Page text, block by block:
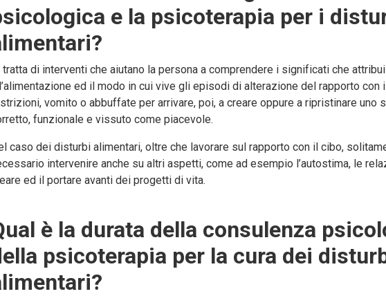
e la psicoterapia per i
tratta di interventi che aiutano la persona a comprendere i significati che
ed il modo in cui vive gli episodi di alterazione del rapporto con
vomito o abbuffate per arrivare, poi, a creare oppure a ripristinare uno
funzionale e vissuto come piacevole.
caso dei disturbi alimentari, oltre che lavorare sul rapporto con il cibo,
intervenire anche su altri aspetti, come ad esempio l’autostima, le
ed il portare avanti dei progetti di vita.
è la durata della consulenza
psicoterapia per la cura dei